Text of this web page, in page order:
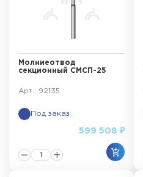
Молниеотвод
секционный СМСП-25
Арт.: 92135
Под заказ
599 508 ₽